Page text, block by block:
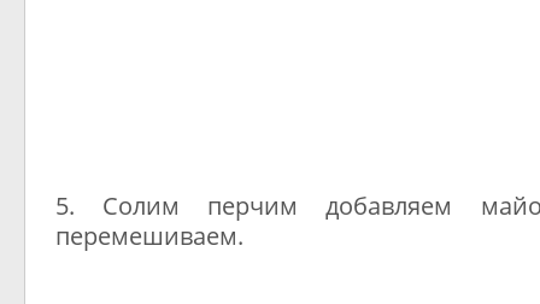
5. Солим перчим добавляем
перемешиваем.